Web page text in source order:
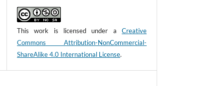
This work is licensed under a Creative
Commons Attribution-NonCommercial-
ShareAlike 4.0 International License.